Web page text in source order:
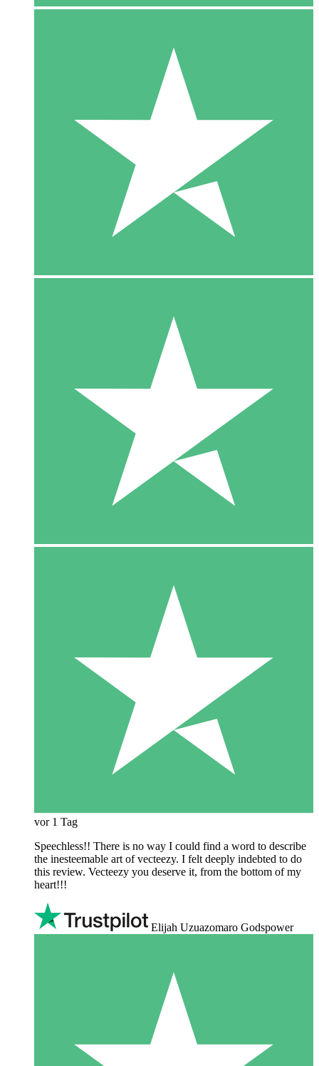
vor 1 Tag
Speechless!! There is no way I could find a word to describe
the inesteemable art of vecteezy. I felt deeply indebted to do
this review. Vecteezy you deserve it, from the bottom of my
heart!!!
Elijah Uzuazomaro Godspower